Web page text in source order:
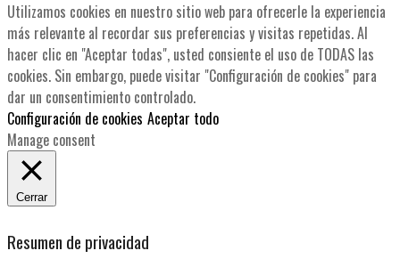
Utilizamos cookies en nuestro sitio web para ofrecerle la experiencia
más relevante al recordar sus preferencias y visitas repetidas. Al
hacer clic en "Aceptar todas", usted consiente el uso de TODAS las
cookies. Sin embargo, puede visitar "Configuración de cookies" para
dar un consentimiento controlado.
Configuración de cookies Aceptar todo
Manage consent
Cerrar
Resumen de privacidad